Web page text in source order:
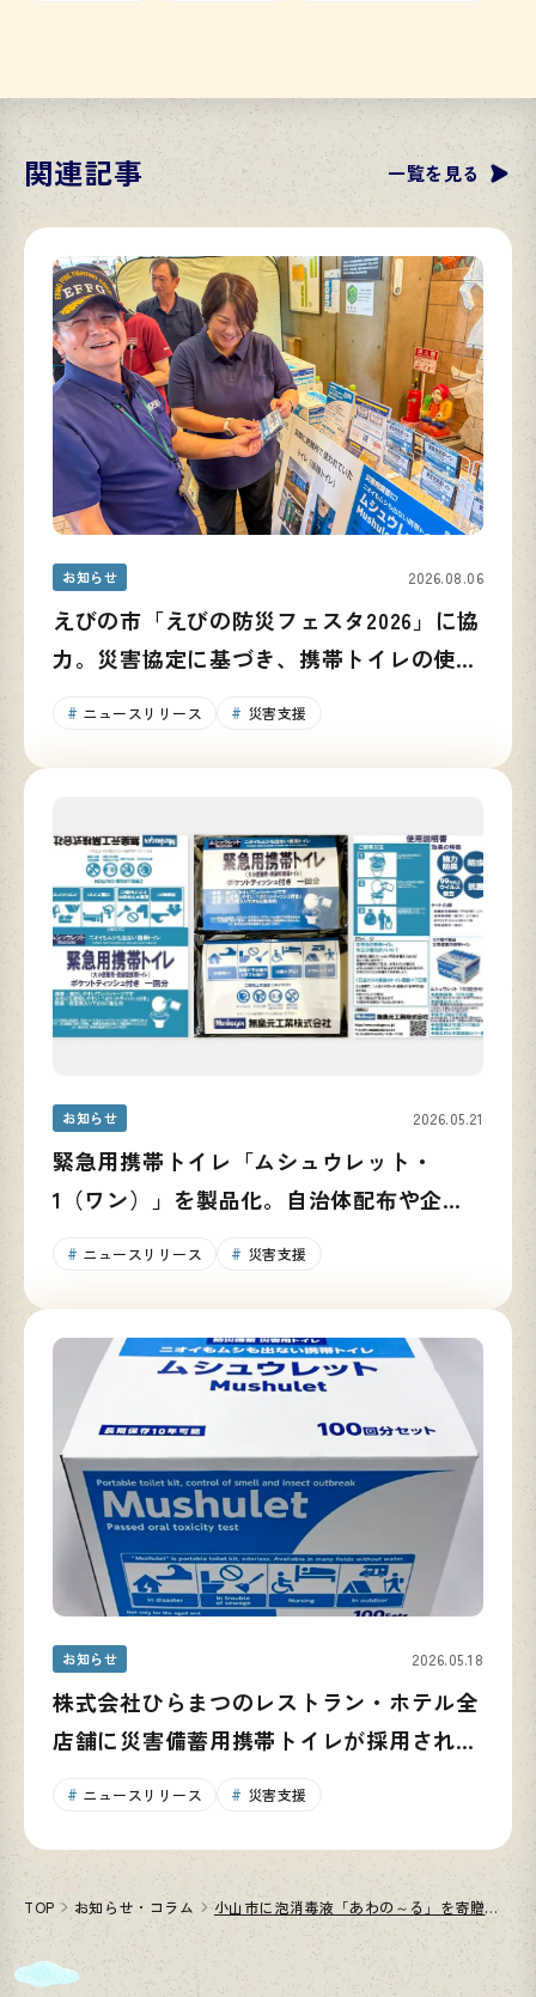
関連記事 一覧を見る
お知らせ 2026.08.06
えびの市「えびの防災フェスタ2026」に協
力。災害協定に基づき、携帯トイレの使い
ニュースリリース 災害支援
お知らせ 2026.05.21
緊急用携帯トイレ「ムシュウレット・
1（ワン）」を製品化。自治体配布や企業
ニュースリリース 災害支援
お知らせ 2026.05.18
株式会社ひらまつのレストラン・ホテル全
店舗に災害備蓄用携帯トイレが採用されま
ニュースリリース 災害支援
TOP お知らせ・コラム 小山市に泡消毒液「あわの～る」を寄贈し、感謝状をいただきました／栃木県